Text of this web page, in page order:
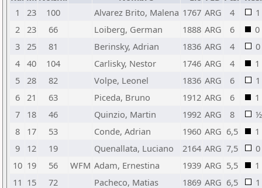
1
23 100 Alvarez Brito, Malena 1767 ARG 4
1
2 23 66 Loiberg, German 1888 ARG 6
0
3 25 81 Berinsky, Adrian 1836 ARG 4
0
4 40 104 Carlisky, Nestor 1746 ARG 4
1
5 28 82 Volpe, Leonel 1836 ARG 6
1
6 21 63 Piceda, Bruno 1912 ARG 6
1
7
18 46 Quinzio, Martin 1992 ARG 8
½
8
17 53 Conde, Adrian 1960 ARG 6,5
1
9
12 19 Quenallata, Luciano 2164 ARG 7,5
0
10 19 56 WFM Adam, Ernestina 1939 ARG 5,5
1
11 15 72 Pacheco, Matias 1869 ARG 6,5
1